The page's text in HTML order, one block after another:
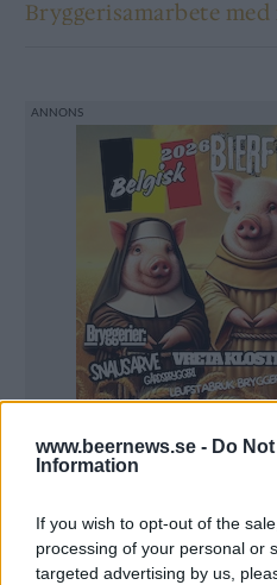
www.beernews.se - Do
Information
If you wish to opt-out of the
processing of your personal or
targeted advertising by us,
Bryggerisamarbete